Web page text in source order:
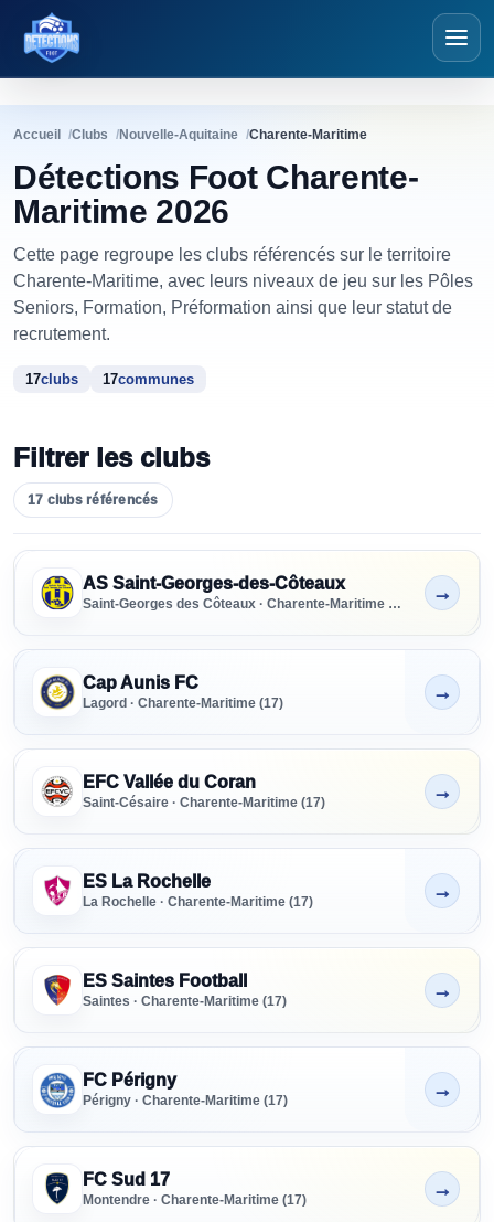
Détections Foot
Accueil Clubs Nouvelle-Aquitaine Charente-Maritime
Détections Foot Charente-
Maritime 2026
Cette page regroupe les clubs référencés sur le territoire
Charente-Maritime, avec leurs niveaux de jeu sur les Pôles
Seniors, Formation, Préformation ainsi que leur statut de
recrutement.
17clubs 17communes
Filtrer les clubs
17 clubsréférencés
Tous niveaux
PRÉFORMATION
PARTENAIRE
Tous
AS Saint-Georges-des-Côteaux
Saint-Georges des Côteaux · Charente-Maritime (17)
Non indiqué
→
Cap Aunis FC
Lagord · Charente-Maritime (17)
Non indiqué
→
EFC Vallée du Coran
Saint-Césaire · Charente-Maritime (17)
Non indiqué
→
ES La Rochelle
La Rochelle · Charente-Maritime (17)
Non indiqué
→
ES Saintes Football
Saintes · Charente-Maritime (17)
Non indiqué
→
FC Périgny
Périgny · Charente-Maritime (17)
Non indiqué
→
FC Sud 17
Montendre · Charente-Maritime (17)
Non indiqué
→